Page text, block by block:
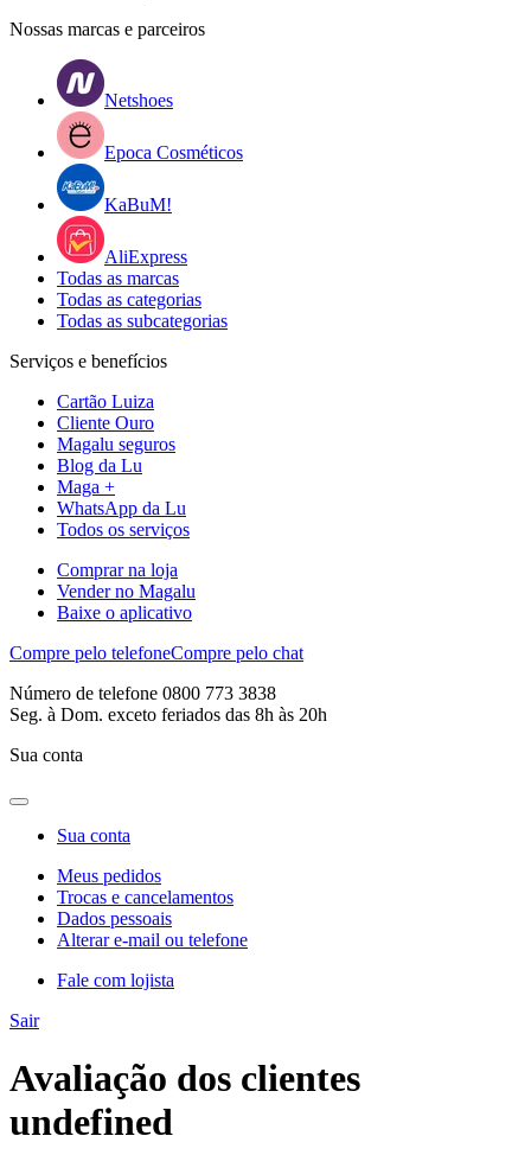
Nossas marcas e parceiros
Netshoes
Epoca Cosméticos
KaBuM!
AliExpress
Todas as marcas
Todas as categorias
Todas as subcategorias
Serviços e benefícios
Cartão Luiza
Cliente Ouro
Magalu seguros
Blog da Lu
Maga +
WhatsApp da Lu
Todos os serviços
Comprar na loja
Vender no Magalu
Baixe o aplicativo
Compre pelo telefoneCompre pelo chat
Número de telefone 0800 773 3838
Seg. à Dom. exceto feriados das 8h às 20h
Sua conta
Sua conta
Meus pedidos
Trocas e cancelamentos
Dados pessoais
Alterar e-mail ou telefone
Fale com lojista
Sair
Avaliação dos clientes
undefined